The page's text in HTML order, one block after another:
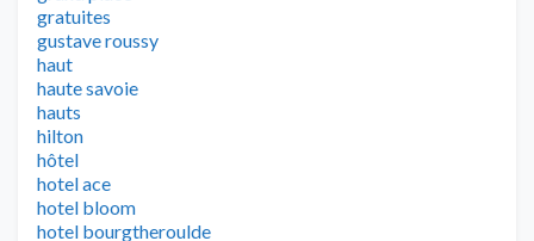
gratuites
gustave roussy
haut
haute savoie
hauts
hilton
hôtel
hotel ace
hotel bloom
hotel bourgtheroulde